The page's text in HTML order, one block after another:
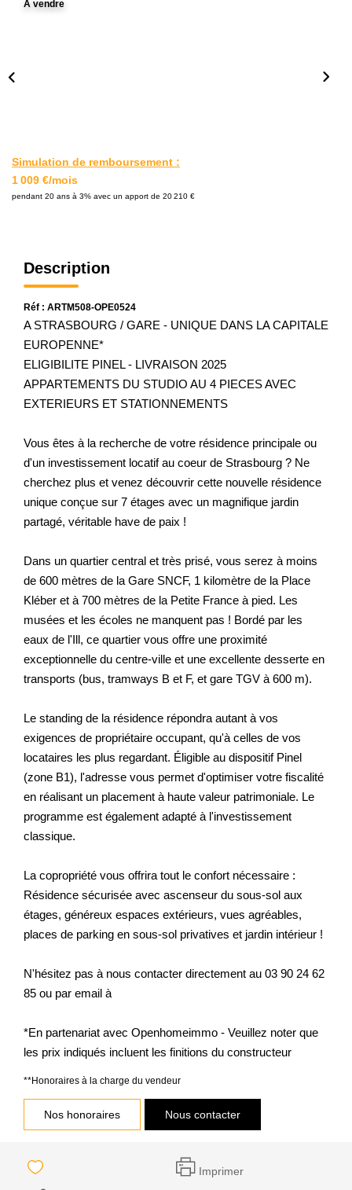
A vendre
Simulation de remboursement :
1 009 €/mois
pendant 20 ans à 3% avec un apport de 20 210 €
Description
Réf : ARTM508-OPE0524
A STRASBOURG / GARE - UNIQUE DANS LA CAPITALE
EUROPENNE*
ELIGIBILITE PINEL - LIVRAISON 2025
APPARTEMENTS DU STUDIO AU 4 PIECES AVEC
EXTERIEURS ET STATIONNEMENTS
Vous êtes à la recherche de votre résidence principale ou
d'un investissement locatif au coeur de Strasbourg ? Ne
cherchez plus et venez découvrir cette nouvelle résidence
unique conçue sur 7 étages avec un magnifique jardin
partagé, véritable have de paix !
Dans un quartier central et très prisé, vous serez à moins
de 600 mètres de la Gare SNCF, 1 kilomètre de la Place
Kléber et à 700 mètres de la Petite France à pied. Les
musées et les écoles ne manquent pas ! Bordé par les
eaux de l'Ill, ce quartier vous offre une proximité
exceptionnelle du centre-ville et une excellente desserte en
transports (bus, tramways B et F, et gare TGV à 600 m).
Le standing de la résidence répondra autant à vos
exigences de propriétaire occupant, qu'à celles de vos
locataires les plus regardant. Éligible au dispositif Pinel
(zone B1), l'adresse vous permet d'optimiser votre fiscalité
en réalisant un placement à haute valeur patrimoniale. Le
programme est également adapté à l'investissement
classique.
La copropriété vous offrira tout le confort nécessaire :
Résidence sécurisée avec ascenseur du sous-sol aux
étages, généreux espaces extérieurs, vues agréables,
places de parking en sous-sol privatives et jardin intérieur !
N'hésitez pas à nous contacter directement au 03 90 24 62
85 ou par email à
*En partenariat avec Openhomeimmo - Veuillez noter que
les prix indiqués incluent les finitions du constructeur
**Honoraires à la charge du vendeur
Nos honoraires Nous contacter
Imprimer